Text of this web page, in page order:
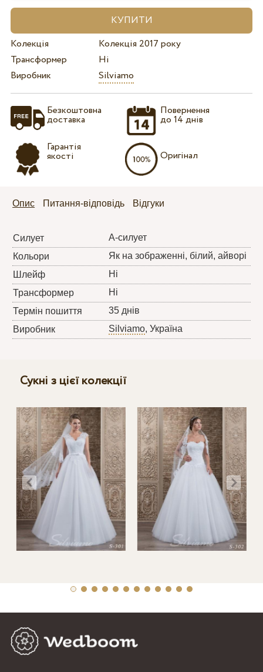
Колекція
Колекція 2017 року
Трансформер
Ні
Виробник
Silviamo
Безкоштовна
доставка
Гарантія
якості
Повернення
до 14 днів
Оригінал
Опис Питання-відповідь Відгуки
Силует
А-силует
Кольори
Як на зображенні, білий, айворі
Шлейф
Ні
Трансформер
Ні
Термін пошиття
35 днів
Виробник
Silviamo, Україна
Сукні з цієї колекції